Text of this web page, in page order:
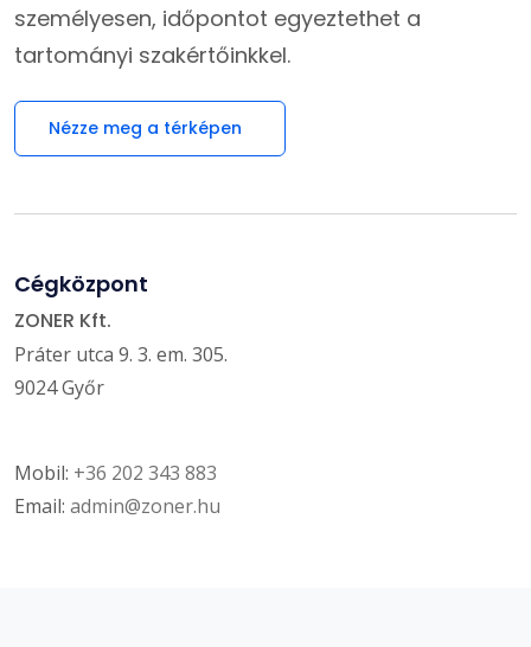
személyesen, időpontot egyeztethet a
tartományi szakértőinkkel.
Nézze meg a térképen
Cégközpont
ZONER Kft.
Práter utca 9. 3. em. 305.
9024 Győr
Mobil: +36 202 343 883
Email: admin@zoner.hu